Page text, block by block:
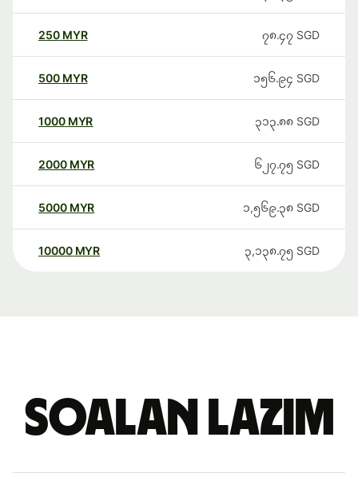
250 MYR ၇၈.၄၇ SGD
500 MYR ၁၅၆.၉၄ SGD
1000 MYR ၃၁၃.၈၈ SGD
2000 MYR ၆၂၇.၇၅ SGD
5000 MYR ၁,၅၆၉.၃၈ SGD
10000 MYR ၃,၁၃၈.၇၅ SGD
Soalan Lazim